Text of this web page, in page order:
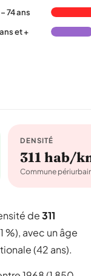
74 ans
et +
DENSITÉ
311 hab/
Commune
de311
%), avec un âge
(42 ans).